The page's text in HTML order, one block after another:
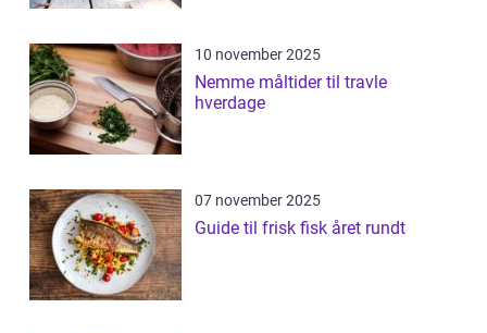
10 november 2025
Nemme måltider til travle
hverdage
07 november 2025
Guide til frisk fisk året rundt